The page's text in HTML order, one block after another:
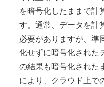
を暗号化したままで計
す。通常、データを計
必要がありますが、準
化せずに暗号化された
の結果も暗号化された
により、クラウド上で